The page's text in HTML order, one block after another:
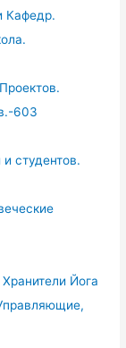
Кафедр.
603
студентов.
Йога